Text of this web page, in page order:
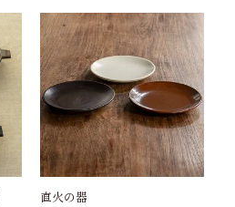
直火の器